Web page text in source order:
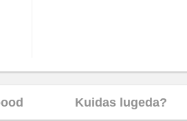
Kuidas lugeda?